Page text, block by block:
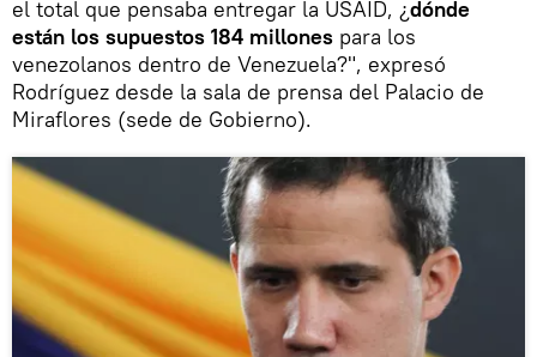
el total que pensaba entregar la USAID, ¿dónde
están los supuestos 184 millones para los
venezolanos dentro de Venezuela?", expresó
Rodríguez desde la sala de prensa del Palacio de
Miraflores (sede de Gobierno).